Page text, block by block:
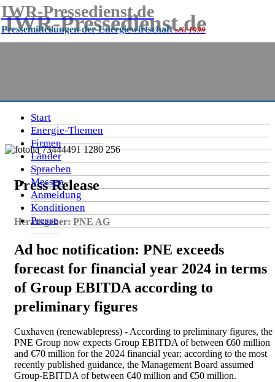
IWR-Pressedienst.de
Start
Energie-Themen
Firmen
Länder
Sprachen
Messen
Anmeldung
Konditionen
Presse
IWR-Pressedienst.de
Pressemitteilungen der Energiewirtschaftseit 1999
Press Release
Herausgeber:PNE AG
Ad hoc notification: PNE exceeds
forecast for financial year 2024 in terms
of Group EBITDA according to
preliminary figures
Cuxhaven (renewablepress) - According to preliminary figures, the
PNE Group now expects Group EBITDA of between €60 million
and €70 million for the 2024 financial year; according to the most
recently published guidance, the Management Board assumed
Group-EBITDA of between €40 million and €50 million.